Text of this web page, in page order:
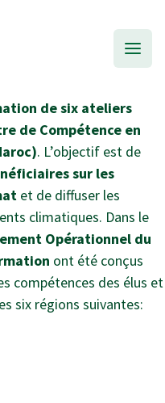
de six ateliers
de Compétence en
. L’objectif est de
sur les
et de diffuser les
climatiques. Dans le
Opérationnel du
ont été conçus
compétences des élus et
six régions suivantes: